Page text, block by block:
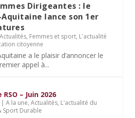
Dirigeantes : le
Aquitaine lance son 1er
Actualités, Femmes et sport, L'actualité
citoyenne
a le plaisir d’annoncer le
appel à...
– Juin 2026
|A la une,Actualités, L'actualité du
Sport Durable